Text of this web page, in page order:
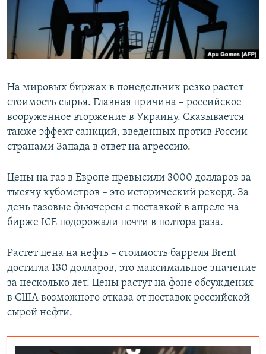
ПОБЕДИТЕЛЕЙ НЕ СУДЯТ?
КРЫМ.НЕПОКОРЕННЫЙ
ПРИСОЕДИНЯЙТЕСЬ!
Все сайты RFE/RL
На мировых биржах в понедельник резко растет
стоимость сырья. Главная причина – российское
вооруженное вторжение в Украину. Сказывается
также эффект санкций, введенных против России
странами Запада в ответ на агрессию.
Цены на газ в Европе превысили 3000 долларов за
тысячу кубометров – это исторический рекорд. За
день газовые фьючерсы с поставкой в апреле на
бирже ICE подорожали почти в полтора раза.
Растет цена на нефть – стоимость барреля Brent
достигла 130 долларов, это максимальное значение
за несколько лет. Цены растут на фоне обсуждения
в США возможного отказа от поставок российской
сырой нефти.